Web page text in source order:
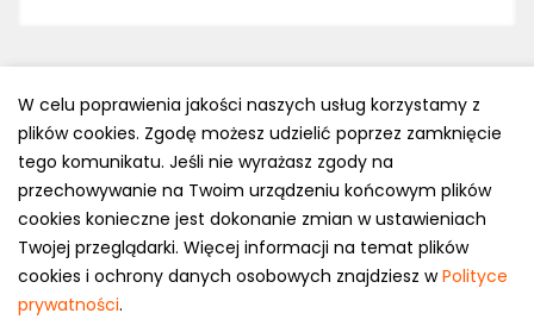
Polityka prywatności
e-mail: kontakt@opony.com.pl
Copyright © 2000-2023 Opony.com.pl
W celu poprawienia jakości naszych usług korzystamy z
plików cookies. Zgodę możesz udzielić poprzez zamknięcie
tego komunikatu. Jeśli nie wyrażasz zgody na
przechowywanie na Twoim urządzeniu końcowym plików
cookies konieczne jest dokonanie zmian w ustawieniach
Twojej przeglądarki. Więcej informacji na temat plików
cookies i ochrony danych osobowych znajdziesz wPolityce
prywatności.